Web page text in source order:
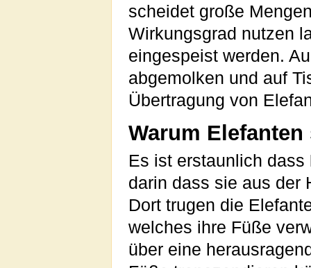
scheidet große
Wirkungsgrad nutzen
eingespeist werden.
abgemolken und auf
Übertragung von
Warum
Es ist erstaunlich dass
darin dass sie aus der
Dort trugen die
welches ihre Füße
über eine